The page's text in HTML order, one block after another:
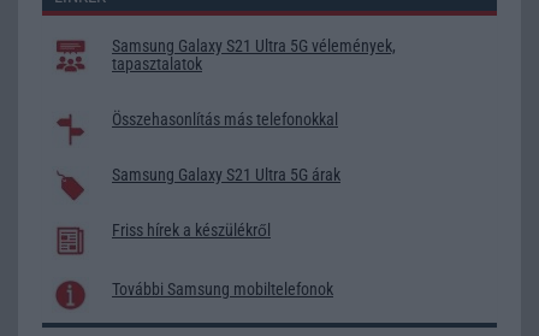
Samsung Galaxy S21 Ultra 5G vélemények,
tapasztalatok
Összehasonlítás más telefonokkal
Samsung Galaxy S21 Ultra 5G árak
Friss hírek a készülékről
További Samsung mobiltelefonok